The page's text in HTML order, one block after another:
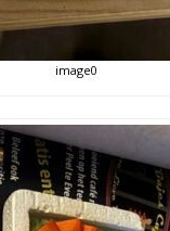
image0